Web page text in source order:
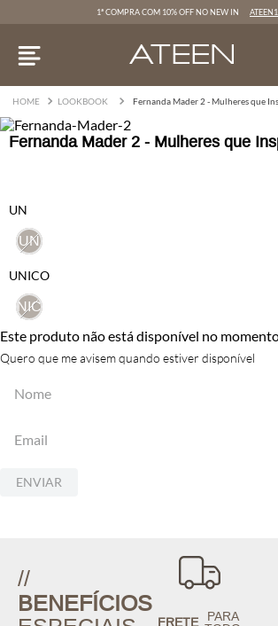
1ª COMPRA COM 10% OFF NO NEW IN
LOOKBOOK Fernanda Mader 2 - Mulheres que
Fernanda Mader 2 - Mulheres que
UNICO
UNICO
UN
UN
Este produto não está disponível no
Quero que me avisem quando estiver disponível
ENVIAR
//
BENEFÍCIOS
FRETE
PARA